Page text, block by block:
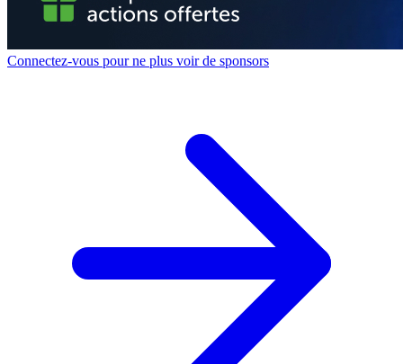
Connectez-vous pour ne plus voir de sponsors